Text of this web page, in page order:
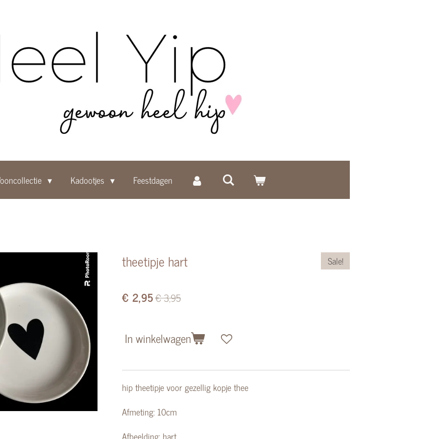
Kadootjes Feestdagen
theetipje hart Sale!
€ 2,95€ 3,95
In winkelwagen
hip theetipje voor gezellig kopje thee
Afmeting: 10cm
Afbeelding: hart